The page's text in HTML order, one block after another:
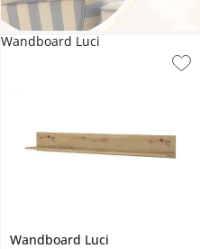
Wandboard Luci
Wandboard Luci